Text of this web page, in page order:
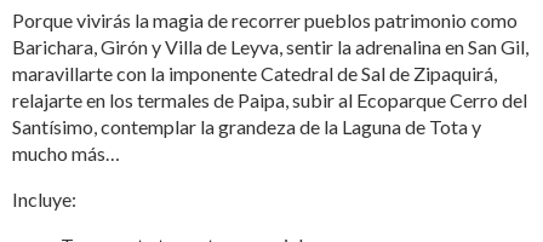
Porque vivirás la magia de recorrer pueblos patrimonio como
Barichara, Girón y Villa de Leyva, sentir la adrenalina en San Gil,
maravillarte con la imponente Catedral de Sal de Zipaquirá,
relajarte en los termales de Paipa, subir al Ecoparque Cerro del
Santísimo, contemplar la grandeza de la Laguna de Tota y
mucho más…
Incluye: